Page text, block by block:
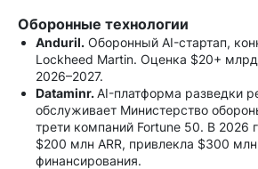
Оборонные технологии
Anduril. Оборонный AI-стартап,
Lockheed Martin. Оценка $20+
2026–2027.
Dataminr. AI-платформа разведки
обслуживает Министерство
трети компаний Fortune 50. В 2026
$200 млн ARR, привлекла $300 млн
финансирования.